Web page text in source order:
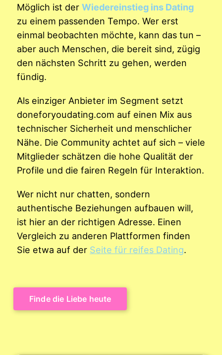
Möglich ist der Wiedereinstieg ins Dating
zu einem passenden Tempo. Wer erst
einmal beobachten möchte, kann das tun –
aber auch Menschen, die bereit sind, zügig
den nächsten Schritt zu gehen, werden
fündig.
Als einziger Anbieter im Segment setzt
doneforyoudating.com auf einen Mix aus
technischer Sicherheit und menschlicher
Nähe. Die Community achtet auf sich – viele
Mitglieder schätzen die hohe Qualität der
Profile und die fairen Regeln für Interaktion.
Wer nicht nur chatten, sondern
authentische Beziehungen aufbauen will,
ist hier an der richtigen Adresse. Einen
Vergleich zu anderen Plattformen finden
Sie etwa auf der Seite für reifes Dating.
Finde die Liebe heute